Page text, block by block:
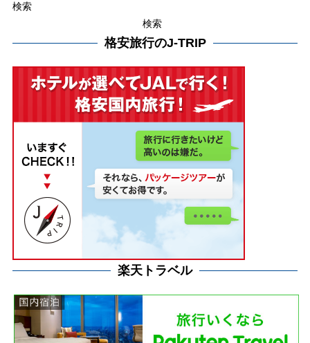
検索
検索
格安旅行のJ-TRIP
楽天トラベル